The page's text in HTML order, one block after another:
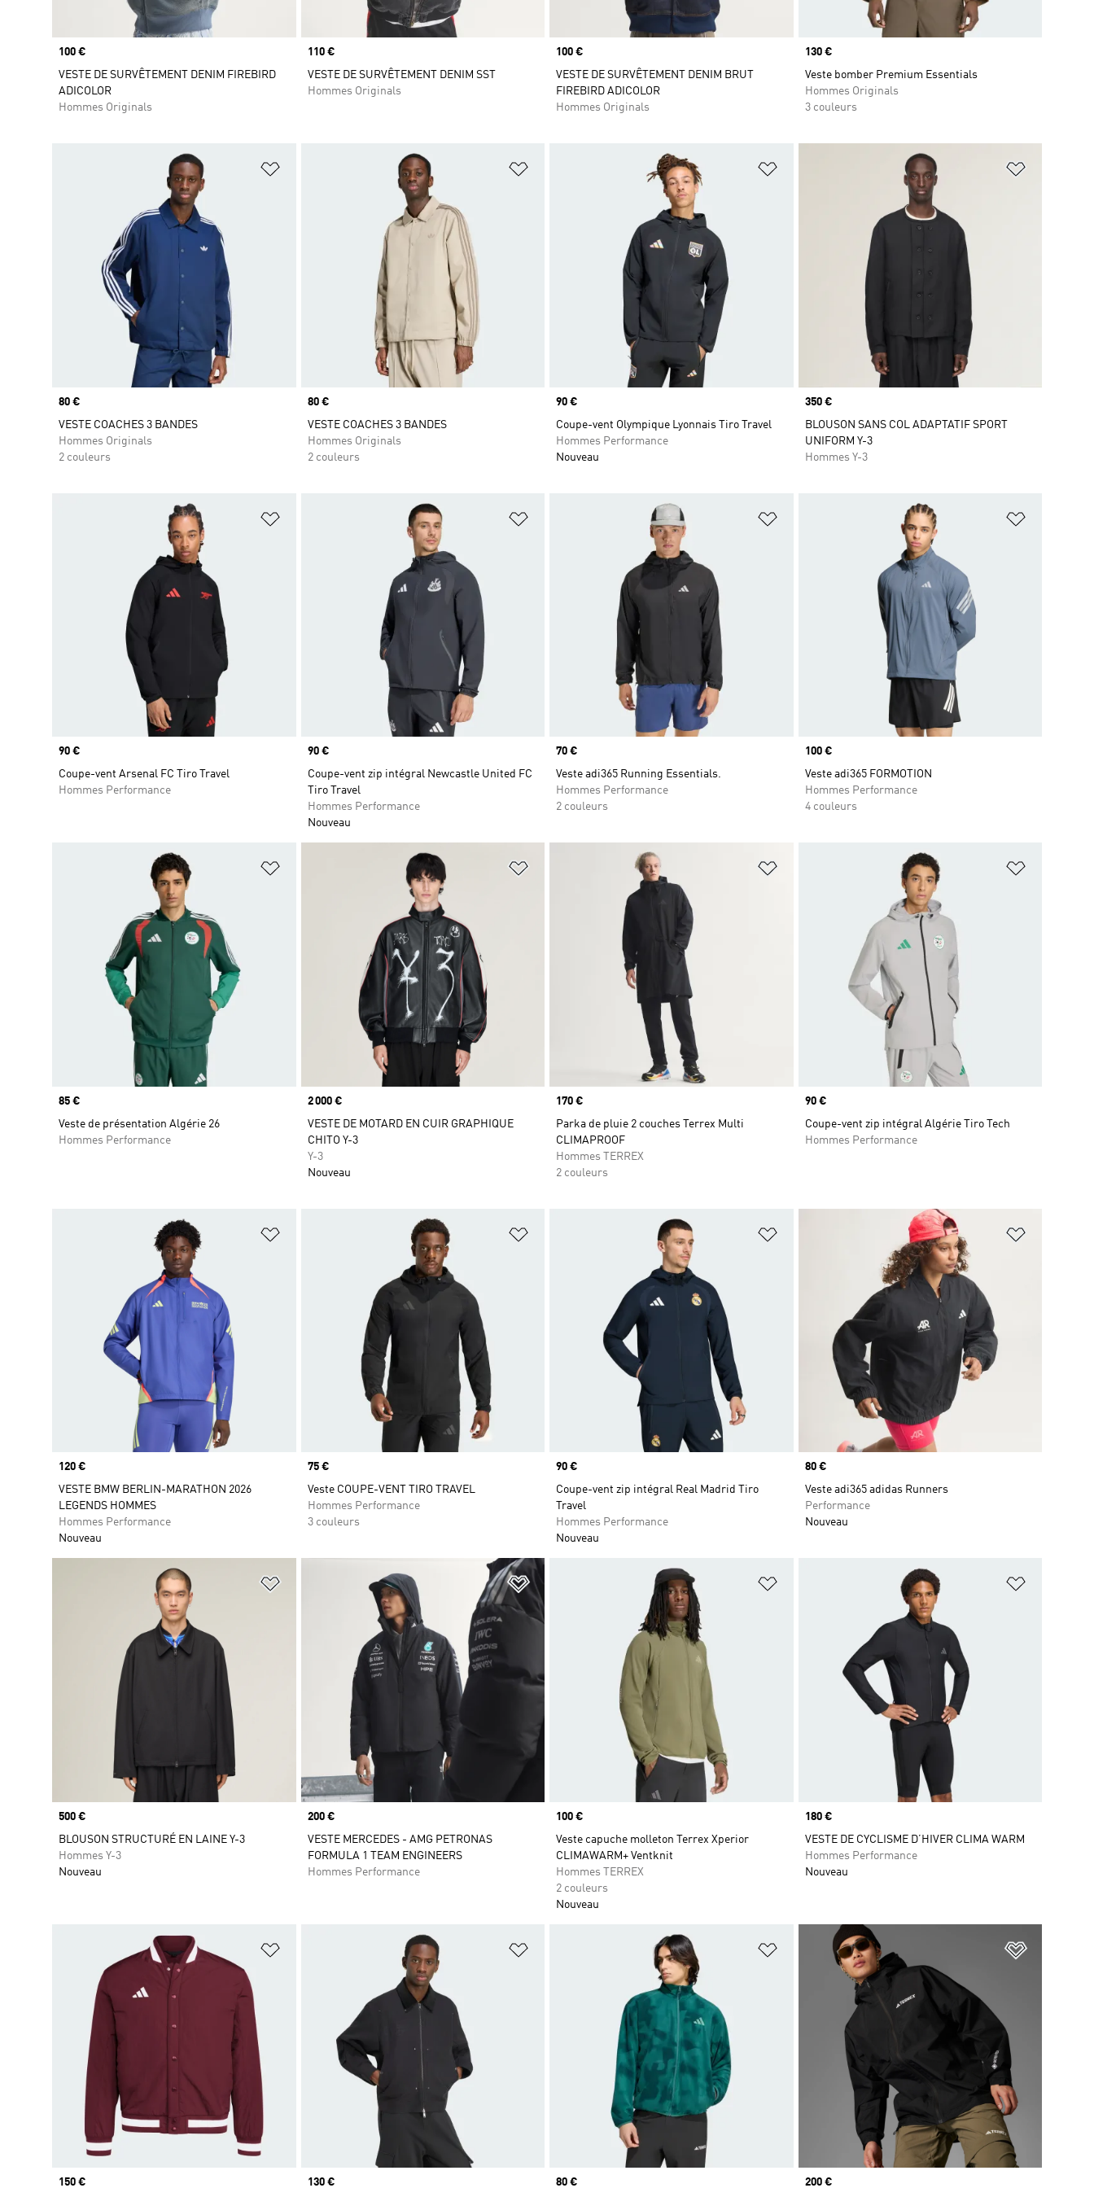
Prix
100 €
VESTE DE SURVÊTEMENT DENIM FIREBIRD
ADICOLOR
Hommes Originals
Prix
110 €
VESTE DE SURVÊTEMENT DENIM SST
Hommes Originals
Prix
100 €
VESTE DE SURVÊTEMENT DENIM BRUT
FIREBIRD ADICOLOR
Hommes Originals
Prix
130 €
Veste bomber Premium Essentials
Hommes Originals
3 couleurs
Ajouter à la Liste de produits favoris
Prix
80 €
VESTE COACHES 3 BANDES
Hommes Originals
2 couleurs
Ajouter à la Liste de produits favoris
Prix
80 €
VESTE COACHES 3 BANDES
Hommes Originals
2 couleurs
Ajouter à la Liste de produits favoris
Prix
90 €
Coupe-vent Olympique Lyonnais Tiro Travel
Hommes Performance
Nouveau
Prix
350 €
BLOUSON SANS COL ADAPTATIF SPORT
UNIFORM Y-3
Hommes Y-3
Ajouter à la Liste de produits favoris
Prix
90 €
Coupe-vent Arsenal FC Tiro Travel
Hommes Performance
Ajouter à la Liste de produits favoris
Prix
90 €
Coupe-vent zip intégral Newcastle United FC
Tiro Travel
Hommes Performance
Nouveau
Ajouter à la Liste de produits favoris
Prix
70 €
Veste adi365 Running Essentials.
Hommes Performance
2 couleurs
Prix
100 €
Veste adi365 FORMOTION
Hommes Performance
4 couleurs
Ajouter à la Liste de produits favoris
Prix
85 €
Veste de présentation Algérie 26
Hommes Performance
Ajouter à la Liste de produits favoris
Prix
2 000 €
VESTE DE MOTARD EN CUIR GRAPHIQUE
CHITO Y-3
Y-3
Nouveau
Ajouter à la Liste de produits favoris
Prix
170 €
Parka de pluie 2 couches Terrex Multi
CLIMAPROOF
Hommes TERREX
2 couleurs
Prix
90 €
Coupe-vent zip intégral Algérie Tiro Tech
Hommes Performance
Ajouter à la Liste de produits favoris
Prix
120 €
VESTE BMW BERLIN-MARATHON 2026
LEGENDS HOMMES
Hommes Performance
Nouveau
Ajouter à la Liste de produits favoris
Prix
75 €
Veste COUPE-VENT TIRO TRAVEL
Hommes Performance
3 couleurs
Ajouter à la Liste de produits favoris
Prix
90 €
Coupe-vent zip intégral Real Madrid Tiro
Travel
Hommes Performance
Nouveau
Prix
80 €
Veste adi365 adidas Runners
Performance
Nouveau
Ajouter à la Liste de produits favoris
Prix
500 €
BLOUSON STRUCTURÉ EN LAINE Y-3
Hommes Y-3
Nouveau
Ajouter à la Liste de produits favoris
Prix
200 €
VESTE MERCEDES - AMG PETRONAS
FORMULA 1 TEAM ENGINEERS
Hommes Performance
Ajouter à la Liste de produits favoris
Prix
100 €
Veste capuche molleton Terrex Xperior
CLIMAWARM+ Ventknit
Hommes TERREX
2 couleurs
Nouveau
Prix
180 €
VESTE DE CYCLISME D’HIVER CLIMA WARM
Hommes Performance
Nouveau
Ajouter à la Liste de produits favoris
Prix
150 €
Ajouter à la Liste de produits favoris
Prix
130 €
Ajouter à la Liste de produits favoris
Prix
80 € Prix
200 €